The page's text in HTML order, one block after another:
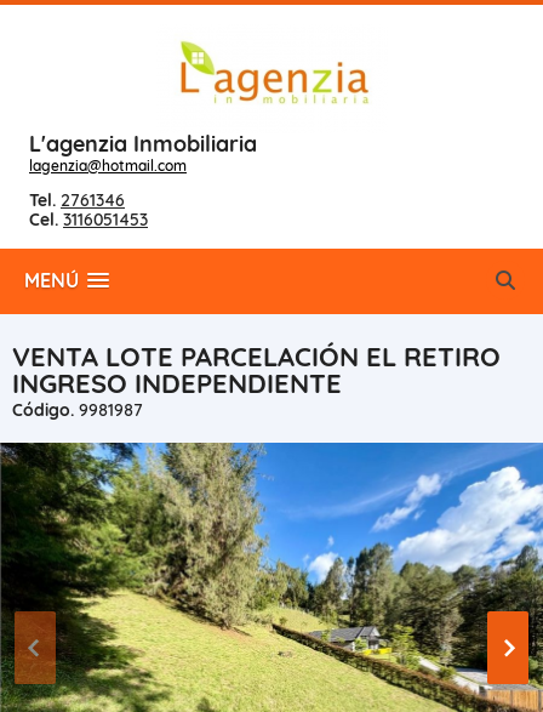
L'agenzia Inmobiliaria
lagenzia@hotmail.com
Tel. 2761346
Cel. 3116051453
MENÚ
VENTA LOTE PARCELACIÓN EL RETIRO
INGRESO INDEPENDIENTE
Código. 9981987